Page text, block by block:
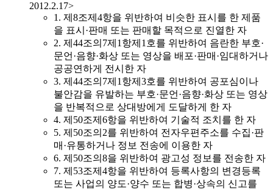
2012.2.17>
1. 제8조제4항을 위반하여 비슷한 표시를 한 제품
을 표시·판매 또는 판매할 목적으로 진열한 자
2. 제44조의7제1항제1호를 위반하여 음란한 부호·
문언·음향·화상 또는 영상을 배포·판매·임대하거나
공공연하게 전시한 자
3. 제44조의7제1항제3호를 위반하여 공포심이나
불안감을 유발하는 부호·문언·음향·화상 또는 영상
을 반복적으로 상대방에게 도달하게 한 자
4. 제50조제6항을 위반하여 기술적 조치를 한 자
5. 제50조의2를 위반하여 전자우편주소를 수집·판
매·유통하거나 정보 전송에 이용한 자
6. 제50조의8을 위반하여 광고성 정보를 전송한 자
7. 제53조제4항을 위반하여 등록사항의 변경등록
또는 사업의 양도·양수 또는 합병·상속의 신고를